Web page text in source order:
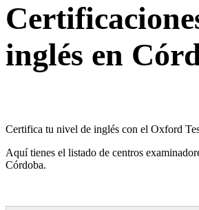
inglés en
Certifica tu nivel de inglés con el Oxford
Aquí tienes el listado de centros
Córdoba.